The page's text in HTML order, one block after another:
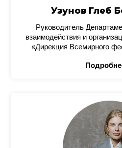
Узунов Глеб
Руководитель
взаимодействия и
«Дирекция Всемирного